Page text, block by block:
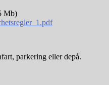
Mb)
parkering eller depå.